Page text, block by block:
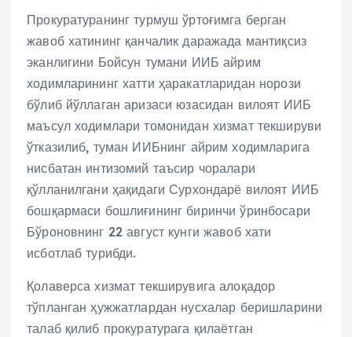
Прокуратуранинг турмуш ўртоғимга берган
жавоб хатининг қанчалик даражада мантиқсиз
эканлигини Бойсун тумани ИИБ айрим
ходимларининг хатти ҳаракатларидан норози
бўлиб йўллаган аризаси юзасидан вилоят ИИБ
маъсул ходимлари томонидан хизмат текшируви
ўтказилиб, туман ИИБнинг айрим ходимларига
нисбатан интизомий таъсир чоралари
қўлланилгани ҳақидаги Сурхондарё вилоят ИИБ
бошқармаси бошлиғининг биринчи ўринбосари
Бўроновнинг 22 август кунги жавоб хати
исботлаб турибди.
Қолаверса хизмат текширувига алоқадор
тўпланган ҳужжатлардан нусхалар беришларини
талаб қилиб прокуратурага қилаётган